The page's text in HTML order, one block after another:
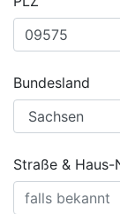
Bundesland
Straße & Haus-